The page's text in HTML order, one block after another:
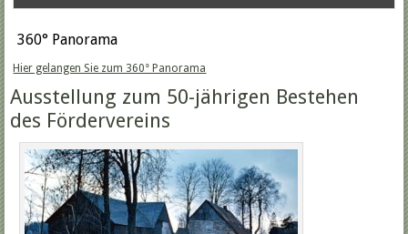
360° Panorama
Hier gelangen Sie zum 360° Panorama
Ausstellung zum 50-jährigen Bestehen
des Fördervereins